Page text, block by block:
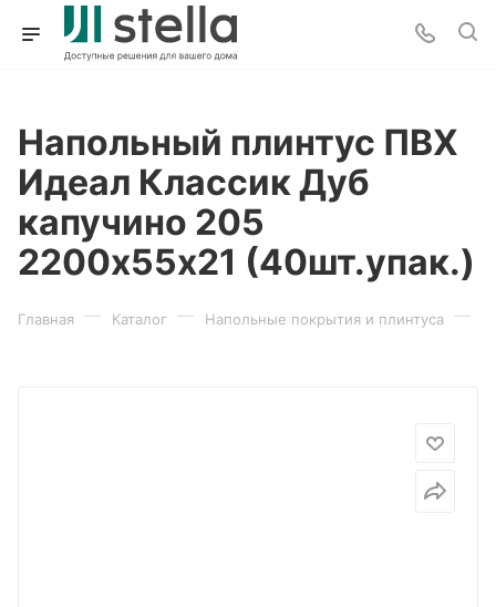
Напольный плинтус ПВХ
Идеал Классик Дуб
капучино 205
2200х55х21 (40шт.упак.)
Главная — Каталог — Напольные покрытия и плинтуса —